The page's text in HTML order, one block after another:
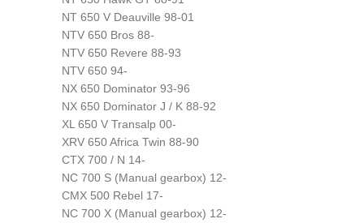
NT 650 V Deauville 98-01
NTV 650 Bros 88-
NTV 650 Revere 88-93
NTV 650 94-
NX 650 Dominator 93-96
NX 650 Dominator J / K 88-92
XL 650 V Transalp 00-
XRV 650 Africa Twin 88-90
CTX 700 / N 14-
NC 700 S (Manual gearbox) 12-
CMX 500 Rebel 17-
NC 700 X (Manual gearbox) 12-